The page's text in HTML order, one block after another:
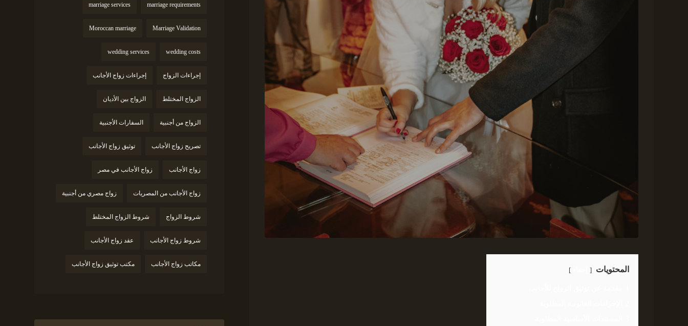
المحتويات
marriage requirements
marriage services
Marriage Validation
Moroccan marriage
wedding costs
wedding services
إجراءات الزواج إجراءات زواج الأجانب
الزواج المختلط الزواج بين الأديان
الزواج من أجنبية السفارات الأجنبية
تصريح زواج الأجانب توثيق زواج الأجانب
زواج الأجانب زواج الأجانب في مصر
زواج الأجانب من المصريات زواج مصري من أجنبية
شروط الزواج شروط الزواج المختلط
شروط زواج الأجانب عقد زواج الأجانب
مكاتب زواج الأجانب مكتب توثيق زواج الأجانب